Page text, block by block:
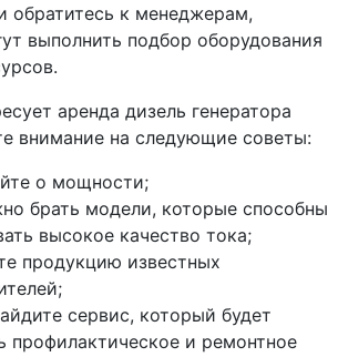
обратитесь к менеджерам,
выполнить подбор оборудования
аренда дизель генератора
внимание на следующие советы:
о мощности;
брать модели, которые способны
высокое качество тока;
продукцию известных
сервис, который будет
профилактическое и ремонтное